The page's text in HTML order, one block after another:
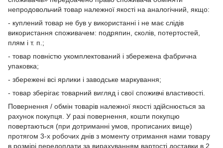
непродовольчий товар належної якості на аналогічний, якщо:
- куплений товар не був у використанні і не має слідів
використання споживачем: подряпин, сколів, потертостей,
плям і т. п.;
- товар повністю укомплектований і збережена фабрична
упаковка;
- збережені всі ярлики і заводське маркування;
- товар зберігає товарний вигляд і свої споживчі властивості.
Повернення / обмін товарів належної якості здійснюється за
рахунок покупця. У разі повернення, кошти покупцю
повертаються (при дотриманні умов, прописаних вище)
протягом 3-х робочих днів з моменту отримання нами товару
в розмірі передоплати за вирахуванням вартості доставки в 2